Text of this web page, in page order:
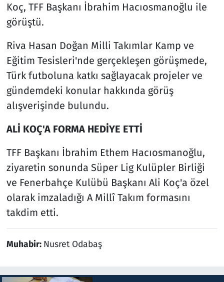
Koç, TFF Başkanı İbrahim Hacıosmanoğlu ile
görüştü.
Riva Hasan Doğan Milli Takımlar Kamp ve
Eğitim Tesisleri'nde gerçekleşen görüşmede,
Türk futboluna katkı sağlayacak projeler ve
gündemdeki konular hakkında görüş
alışverişinde bulundu.
ALİ KOÇ'A FORMA HEDİYE ETTİ
TFF Başkanı İbrahim Ethem Hacıosmanoğlu,
ziyaretin sonunda Süper Lig Kulüpler Birliği
ve Fenerbahçe Kulübü Başkanı Ali Koç'a özel
olarak imzaladığı A Millî Takım formasını
takdim etti.
Muhabir: Nusret Odabaş
Televizyon